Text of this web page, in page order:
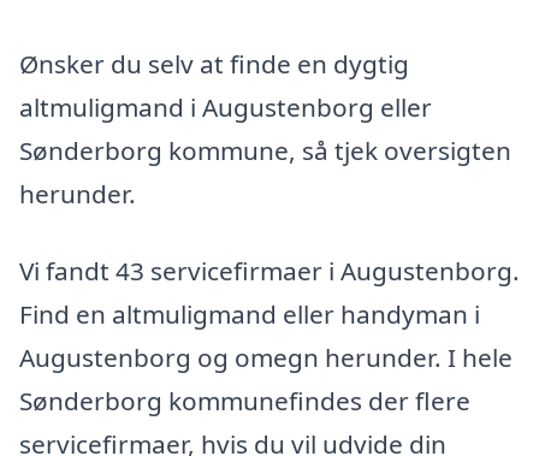
Ønsker du selv at finde en dygtig
altmuligmand i Augustenborg eller
Sønderborg kommune, så tjek oversigten
herunder.
Vi fandt 43 servicefirmaer i Augustenborg.
Find en altmuligmand eller handyman i
Augustenborg og omegn herunder. I hele
Sønderborg kommunefindes der flere
servicefirmaer, hvis du vil udvide din